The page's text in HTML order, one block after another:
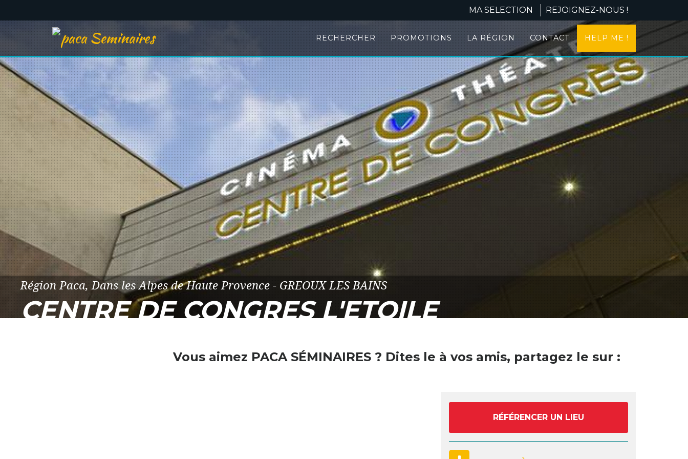
MA SELECTION REJOIGNEZ-NOUS !
RECHERCHER PROMOTIONS LA RÉGION CONTACT HELP ME !
Région Paca, Dans les Alpes de Haute Provence - GREOUX LES BAINS
CENTRE DE CONGRES L'ETOILE
Vous aimez PACA SÉMINAIRES ? Dites le à vos amis, partagez le sur :
RÉFÉRENCER UN LIEU